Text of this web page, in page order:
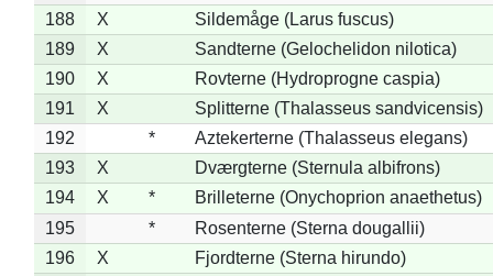
188
X
Sildemåge (Larus fuscus)
189
X
Sandterne (Gelochelidon nilotica)
190
X
Rovterne (Hydroprogne caspia)
191
X
Splitterne (Thalasseus sandvicensis)
192
*
Aztekerterne (Thalasseus elegans)
193
X
Dværgterne (Sternula albifrons)
194
X *
Brilleterne (Onychoprion anaethetus)
195
*
Rosenterne (Sterna dougallii)
196
X
Fjordterne (Sterna hirundo)